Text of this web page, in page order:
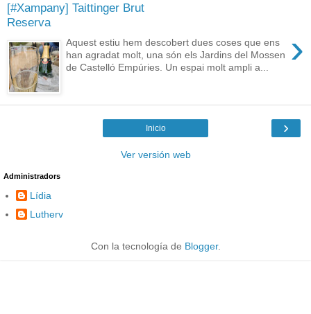
[#Xampany] Taittinger Brut
Reserva
›
Aquest estiu hem descobert dues coses que ens
han agradat molt, una són els Jardins del Mossen
de Castelló Empúries. Un espai molt ampli a...
›
Inicio
Ver versión web
Administradors
Lídia
Lutherv
Con la tecnología de Blogger.